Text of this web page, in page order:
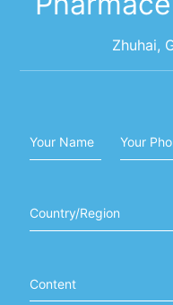
Zhuhai,
Your Name Your
Country/Region
Content